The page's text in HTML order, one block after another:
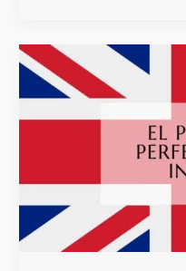
Aprende
el
pasado
perfecto